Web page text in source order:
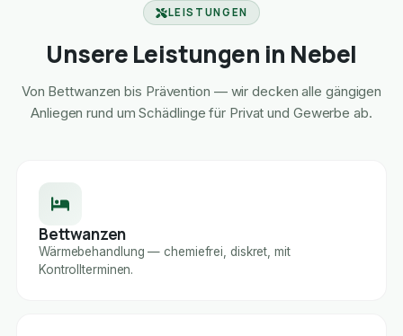
LEISTUNGEN
Unsere Leistungen in Nebel
Von Bettwanzen bis Prävention — wir decken alle gängigen
Anliegen rund um Schädlinge für Privat und Gewerbe ab.
Bettwanzen
Wärmebehandlung — chemiefrei, diskret, mit
Kontrollterminen.